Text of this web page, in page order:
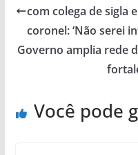
com colega de sigla
coronel: ‘Não serei
Governo amplia rede
Você pode